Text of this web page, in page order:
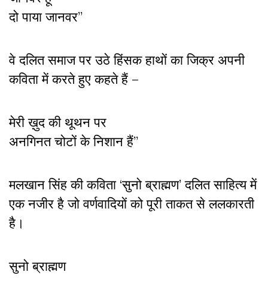
दो पाया जानवर”
वे दलित समाज पर उठे हिंसक हाथों का जिक्र अपनी
कविता में करते हुए कहते हैं –
मेरी ख़ुद की थूथन पर
अनगिनत चोटों के निशान हैं”
मलखान सिंह की कविता ‘सुनो ब्राह्मण’ दलित साहित्य में
एक नजीर है जो वर्णवादियों को पूरी ताकत से ललकारती
है।
सुनो ब्राह्मण